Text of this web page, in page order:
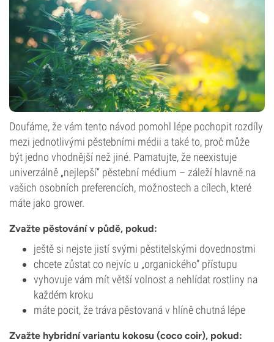
Doufáme, že vám tento návod pomohl lépe pochopit rozdíly
mezi jednotlivými pěstebními médii a také to, proč může
být jedno vhodnější než jiné. Pamatujte, že neexistuje
univerzálně „nejlepší“ pěstební médium – záleží hlavně na
vašich osobních preferencích, možnostech a cílech, které
máte jako grower.
Zvažte pěstování v půdě, pokud:
ještě si nejste jistí svými pěstitelskými dovednostmi
chcete zůstat co nejvíc u „organického“ přístupu
vyhovuje vám mít větší volnost a nehlídat rostliny na
každém kroku
máte pocit, že tráva pěstovaná v hlíně chutná lépe
Zvažte hybridní variantu kokosu (coco coir), pokud: